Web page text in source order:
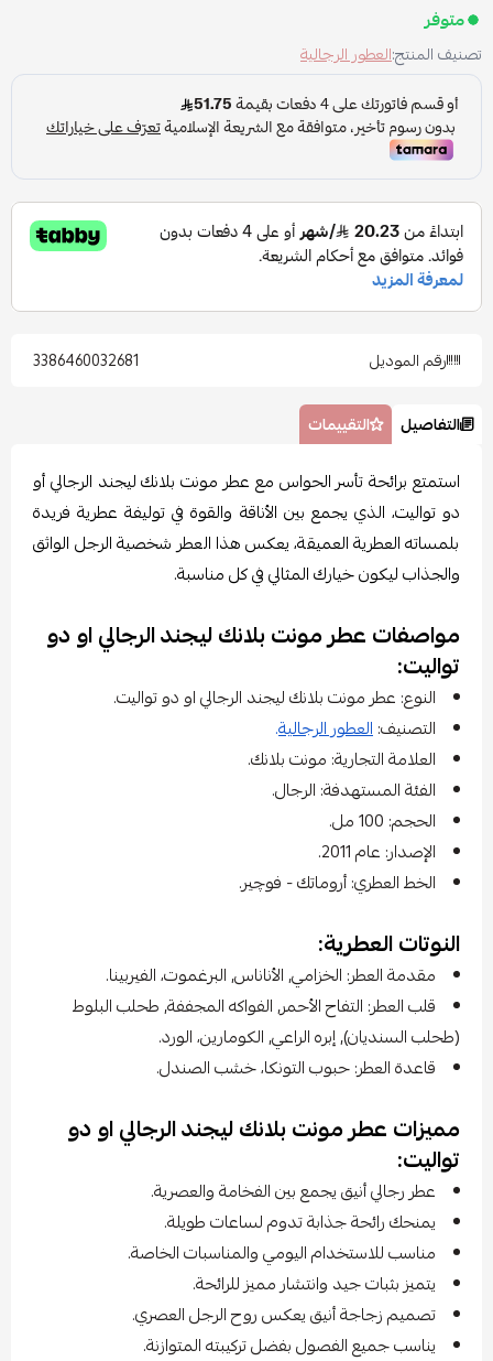
متوفر
تصنيف المنتج:العطور الرجالية
رقم الموديل 3386460032681
التفاصيل التقييمات
استمتع برائحة تأسر الحواس مع عطر مونت بلانك ليجند الرجالي أو
دو تواليت، الذي يجمع بين الأناقة والقوة في توليفة عطرية فريدة
بلمساته العطرية العميقة، يعكس هذا العطر شخصية الرجل الواثق
والجذاب ليكون خيارك المثالي في كل مناسبة.
مواصفات عطر مونت بلانك ليجند الرجالي او دو
تواليت:
النوع: عطر مونت بلانك ليجند الرجالي او دو تواليت.
التصنيف:العطور الرجالية.
العلامة التجارية: مونت بلانك.
الفئة المستهدفة: الرجال.
الحجم: 100 مل.
الإصدار: عام 2011.
الخط العطري: أروماتك - فوچير.
النوتات العطرية:
مقدمة العطر: الخزامي, الأناناس, البرغموت، الفيربينا.
قلب العطر: التفاح الأحمر, الفواكه المجففة, طحلب البلوط
(طحلب السنديان), إبره الراعي, الكومارين، الورد.
قاعدة العطر: حبوب التونكا، خشب الصندل.
مميزات عطر مونت بلانك ليجند الرجالي او دو
تواليت:
عطر رجالي أنيق يجمع بين الفخامة والعصرية.
يمنحك رائحة جذابة تدوم لساعات طويلة.
مناسب للاستخدام اليومي والمناسبات الخاصة.
يتميز بثبات جيد وانتشار مميز للرائحة.
تصميم زجاجة أنيق يعكس روح الرجل العصري.
يناسب جميع الفصول بفضل تركيبته المتوازنة.